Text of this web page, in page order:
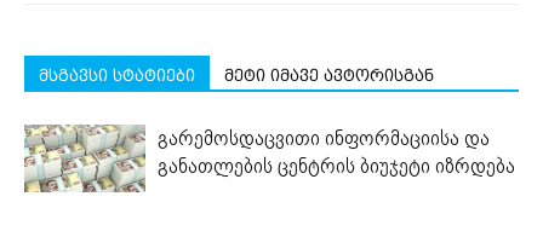
მსგავსი სტატიები მეტი იმავე ავტორისგან
გარემოსდაცვითი ინფორმაციისა და
განათლების ცენტრის ბიუჯეტი იზრდება